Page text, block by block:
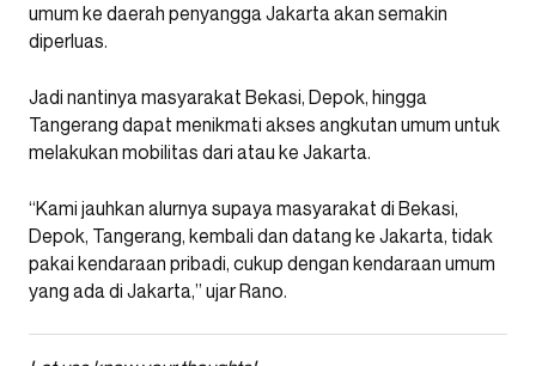
umum ke daerah penyangga Jakarta akan semakin
diperluas.
Jadi nantinya masyarakat Bekasi, Depok, hingga
Tangerang dapat menikmati akses angkutan umum untuk
melakukan mobilitas dari atau ke Jakarta.
“Kami jauhkan alurnya supaya masyarakat di Bekasi,
Depok, Tangerang, kembali dan datang ke Jakarta, tidak
pakai kendaraan pribadi, cukup dengan kendaraan umum
yang ada di Jakarta,” ujar Rano.